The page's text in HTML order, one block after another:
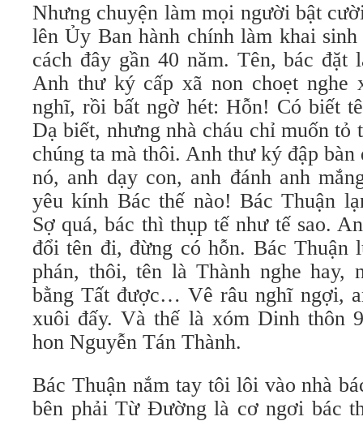
Nhưng chuyện làm mọi người bật
lên Ủy Ban hành chính làm khai
cách đây gần 40 năm. Tên, bác đặt
Anh thư ký cấp xã non choẹt nghe
nghĩ, rồi bất ngờ hét: Hỗn! Có biết
Dạ biết, nhưng nhà cháu chỉ muốn tỏ
chúng ta mà thôi. Anh thư ký đập
nó, anh dạy con, anh đánh anh
yêu kính Bác thế nào! Bác Thuận
Sợ quá, bác thì thụp tế như tế sao.
đổi tên đi, đừng có hỗn. Bác Thuận
phán, thôi, tên là Thành nghe hay,
bằng Tất được… Vê râu nghĩ ngợi,
xuôi đấy. Và thế là xóm Dinh thôn
hon Nguyễn Tán Thành.
Bác Thuận nắm tay tôi lôi vào nhà
bên phải Từ Đường là cơ ngơi bác